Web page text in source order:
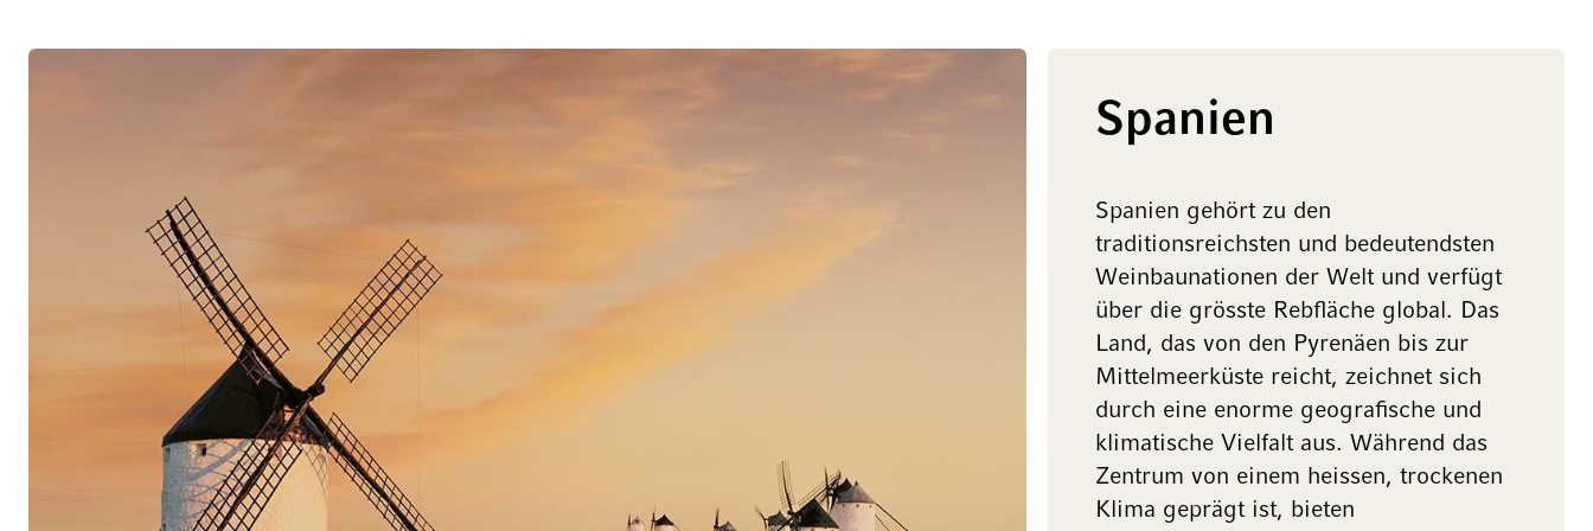
Naturnahe Bewirtschaftung aus purer Überzeugung
natürliche Pflanzenmischungen aus Baldrian, Knoblauch, Wermut, Kamille,
Lavendel, Salbei, Brennnessel oder Zimt ein. Eine weinbautechnische
Besonderheit ist, dass Francisco Barona weder eine Ausdünnung des Triebes
durchführt, noch die Reben beschneidet, damit die Trauben im Schatten der
Blätter reifen können. Im warmen Klima der Region ist das ein cleverer
Schachzug, denn dadurch besitzen die Früchte einen höheren Säuregehalt und
die Weine eine aussergewöhnliche Harmonie zwischen Frucht und Frische.
Manuelle Ernte und schonende Vinifikation
Im Anschluss an die streng selektive Ernte von Hand erfolgt die Weinbereitung
bei Francisco Barona nur mit sehr geringen Eingriffen – nachdem der Wein
Spanien
Spanien gehört zu den
traditionsreichsten und bedeutendsten
Weinbaunationen der Welt und verfügt
über die grösste Rebfläche global. Das
Land, das von den Pyrenäen bis zur
Mittelmeerküste reicht, zeichnet sich
durch eine enorme geografische und
klimatische Vielfalt aus. Während das
Zentrum von einem heissen, trockenen
Klima geprägt ist, bieten